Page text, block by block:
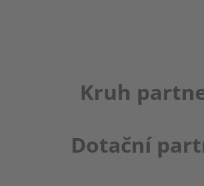
Kruh
Dotační